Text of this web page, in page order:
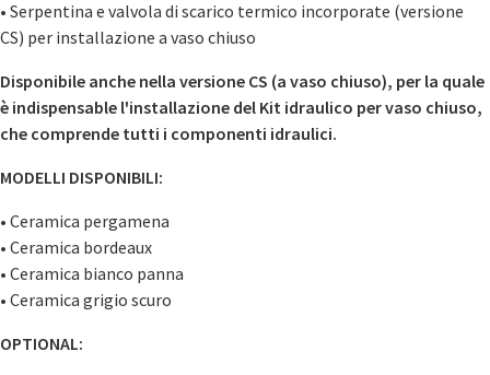
• Serpentina e valvola di scarico termico incorporate (versione
CS) per installazione a vaso chiuso
Disponibile anche nella versione CS (a vaso chiuso), per la quale
è indispensable l'installazione del Kit idraulico per vaso chiuso,
che comprende tutti i componenti idraulici.
MODELLI DISPONIBILI:
• Ceramica pergamena
• Ceramica bordeaux
• Ceramica bianco panna
• Ceramica grigio scuro
OPTIONAL: